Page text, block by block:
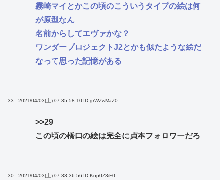
霧崎マイとかこの頃のこういうタイプの絵は何
が原型なん
名前からしてエヴァかな？
ワンダープロジェクトJ2とかも似たような絵だ
なって思った記憶がある
33 : 2021/04/03(土) 07:35:58.10 ID:grWZwMaZ0
>>29
この頃の橋口の絵は完全に貞本フォロワーだろ
30 : 2021/04/03(土) 07:33:36.56 ID:Kop0Z3iE0